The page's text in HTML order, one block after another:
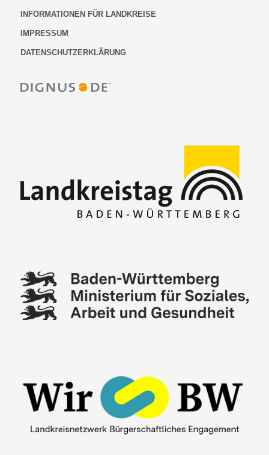
INFORMATIONEN FÜR LANDKREISE
IMPRESSUM
DATENSCHUTZERKLÄRUNG